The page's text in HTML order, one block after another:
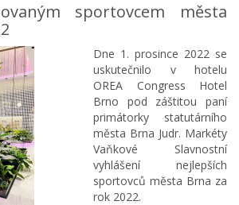
sportovcem města
Dne 1. prosince 2022 se
uskutečnilo v hotelu
OREA Congress Hotel
Brno pod záštitou paní
primátorky statutárního
města Brna Judr. Markéty
Vaňkové Slavnostní
vyhlášení nejlepších
sportovců města Brna za
rok 2022.